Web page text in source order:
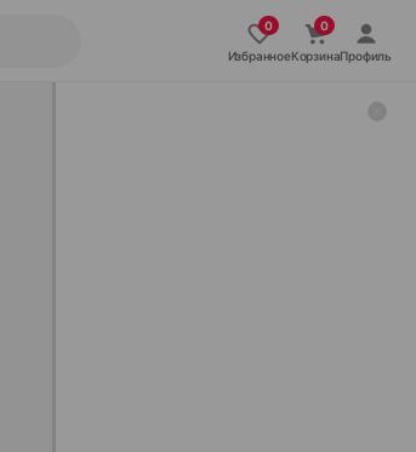
ИзбранноеКорзинаПрофиль